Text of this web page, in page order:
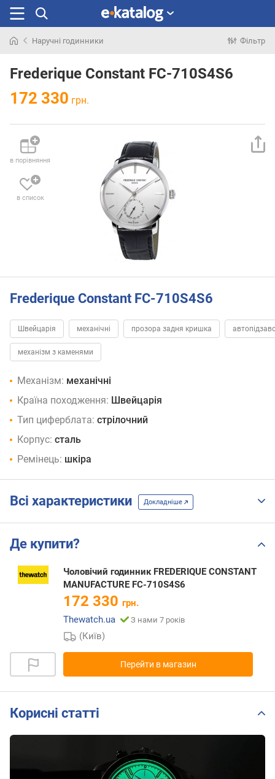
раніше
Наручні годинники Фільтр
Frederique Constant FC-710S4S6
172 330 грн.
в порівняння
в список
Frederique Constant FC-710S4S6
Швейцарія механічні прозора задня кришка
механізм з каменями
Механізм: механічні
Країна походження: Швейцарія
Тип циферблата: стрілочний
Корпус: сталь
Ремінець: шкіра
Всі характеристики Докладніше
Де купити?
Чоловічий годинник FREDERIQUE CONSTANT
MANUFACTURE FC-710S4S6
172 330 грн.
Thewatch.ua
З нами 7 років
(Київ)
Перейти в магазин
Корисні статті